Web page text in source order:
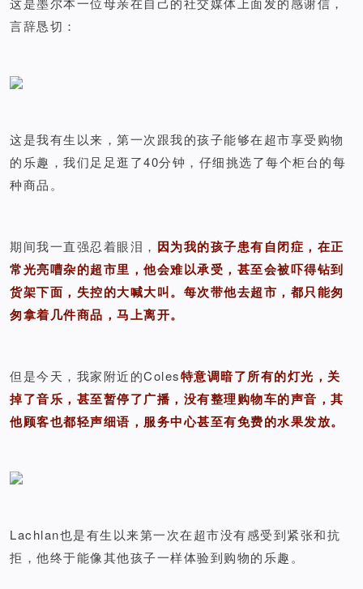
言辞恳切：
这是我有生以来，第一次跟我的孩子能够在超市享受购物
的乐趣，我们足足逛了40分钟，仔细挑选了每个柜台的每
种商品。
期间我一直强忍着眼泪， 因为我的孩子患有自闭症，在正
常光亮嘈杂的超市里，他会难以承受，甚至会被吓得钻到
货架下面，失控的大喊大叫。每次带他去超市，都只能匆
匆拿着几件商品，马上离开。
但是今天，我家附近的Coles特意调暗了所有的灯光，关
掉了音乐，甚至暂停了广播，没有整理购物车的声音，其
他顾客也都轻声细语，服务中心甚至有免费的水果发放。
Lachlan也是有生以来第一次在超市没有感受到紧张和抗
拒，他终于能像其他孩子一样体验到购物的乐趣。